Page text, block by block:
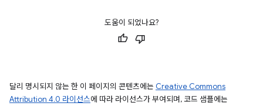
도움이 되었나요?
달리 명시되지 않는 한 이 페이지의 콘텐츠에는 Creative Commons
Attribution 4.0 라이선스에 따라 라이선스가 부여되며, 코드 샘플에는